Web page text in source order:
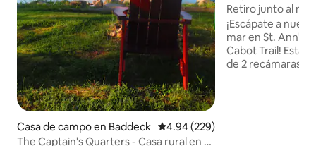
Casa de campo en Baddeck Calificación promedio: 4.94 de
4.94 (229)
The Captain's Quarters - Casa rural en el
Retiro junto al
¡Escápate a
mar en St. Ann's
Cabot Trail! Esta
de 2 recámaras